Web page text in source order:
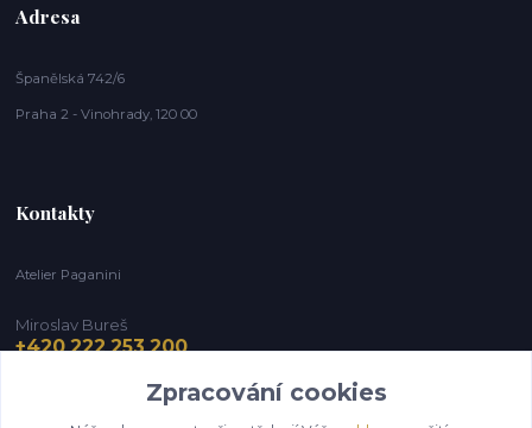
Adresa
Španělská 742/6
Praha 2 - Vinohrady, 120 00
Kontakty
Atelier Paganini
Miroslav Bureš
+420 222 253 200
info@paganini.czZpracování cookies